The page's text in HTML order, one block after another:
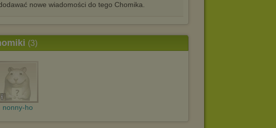
nowe wiadomości do tego Chomika.
(3)
nonny-ho